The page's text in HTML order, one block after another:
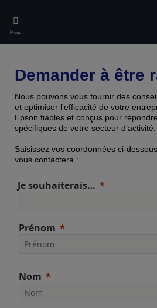
main
content
Menu
Demander à être
Nous pouvons vous fournir des
et optimiser l'efficacité de votre
Epson fiables et conçus pour
spécifiques de votre secteur d'activité.
Saisissez vos coordonnées ci-
vous contactera :
Je souhaiterais…
Prénom
Nom